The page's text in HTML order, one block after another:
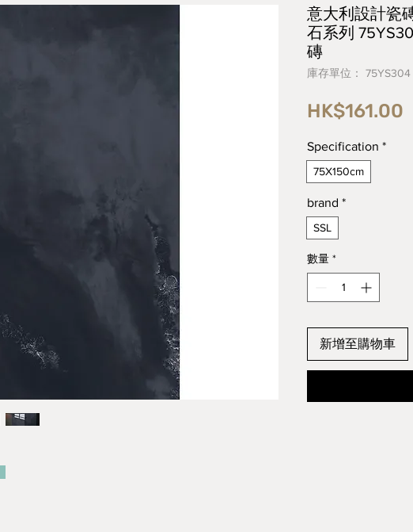
意大利設計瓷
石系列
磚
庫存單位： 75YS304
HK$161.00
Specification *
75X150cm
brand *
SSL
數量 *
新增至購物車